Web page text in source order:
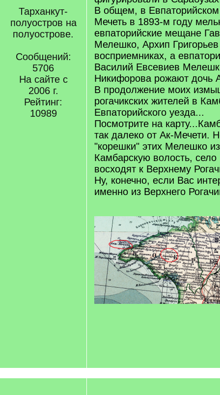
Тарханкут-
полуостров на
полуострове.
Сообщений:
5706
На сайте с
2006 г.
Рейтинг:
10989
В общем, в
Мечеть в 1893-м году
евпаторийские мещане
Мелешко, Архип
восприемниках, а
Василий Евсевиев
Никифорова рожают дочь
В продолжение моих
рогачикских жителей в
Евпаторийского уезда...
Посмотрите на
так далеко от Ак-Мечети.
"корешки" этих Мелешко
Камбарскую волость,
восходят к Верхнему
Ну, конечно, если Вас
именно из Верхнего